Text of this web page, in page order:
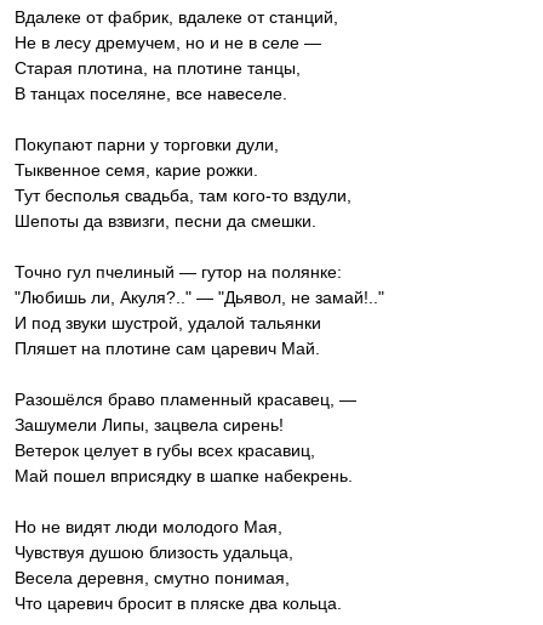
Вдалеке от фабрик, вдалеке от станций,
Не в лесу дремучем, но и не в селе —
Старая плотина, на плотине танцы,
В танцах поселяне, все навеселе.
Покупают парни у торговки дули,
Тыквенное семя, карие рожки.
Тут бесполья свадьба, там кого-то вздули,
Шепоты да взвизги, песни да смешки.
Точно гул пчелиный — гутор на полянке:
"Любишь ли, Акуля?.." — "Дьявол, не замай!.."
И под звуки шустрой, удалой тальянки
Пляшет на плотине сам царевич Май.
Разошёлся браво пламенный красавец, —
Зашумели Липы, зацвела сирень!
Ветерок целует в губы всех красавиц,
Май пошел вприсядку в шапке набекрень.
Но не видят люди молодого Мая,
Чувствуя душою близость удальца,
Весела деревня, смутно понимая,
Что царевич бросит в пляске два кольца.